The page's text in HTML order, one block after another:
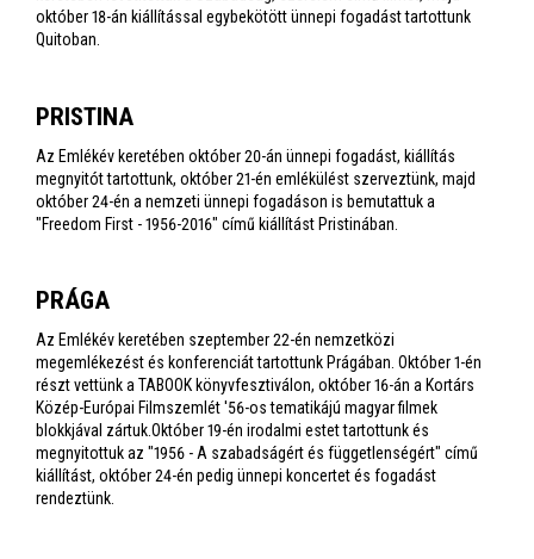
október 18-án kiállítással egybekötött ünnepi fogadást tartottunk
Quitoban.
PRISTINA
Az Emlékév keretében október 20-án ünnepi fogadást, kiállítás
megnyitót tartottunk, október 21-én emlékülést szerveztünk, majd
október 24-én a nemzeti ünnepi fogadáson is bemutattuk a
"Freedom First - 1956-2016" című kiállítást Pristinában.
PRÁGA
Az Emlékév keretében szeptember 22-én nemzetközi
megemlékezést és konferenciát tartottunk Prágában. Október 1-én
részt vettünk a TABOOK könyvfesztiválon, október 16-án a Kortárs
Közép-Európai Filmszemlét '56-os tematikájú magyar filmek
blokkjával zártuk.Október 19-én irodalmi estet tartottunk és
megnyitottuk az "1956 - A szabadságért és függetlenségért" című
kiállítást, október 24-én pedig ünnepi koncertet és fogadást
rendeztünk.